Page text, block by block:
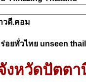
วดี.คอม
อยทั่วไทย unseen
งหวัดปัตตา